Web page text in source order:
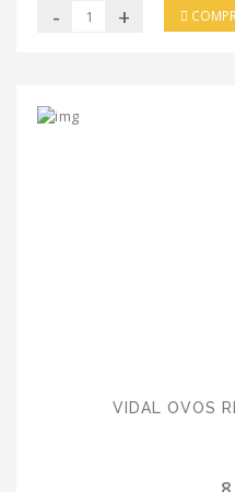
- +
VIDAL OVOS